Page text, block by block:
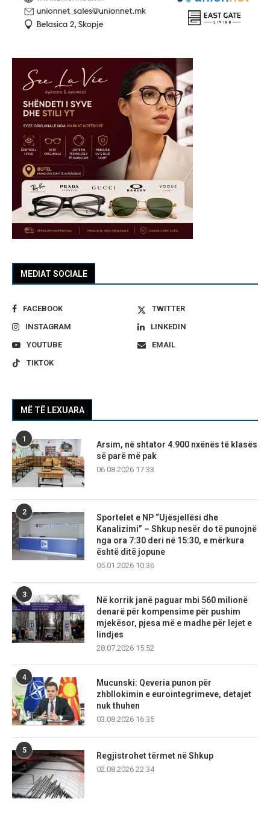
MEDIAT SOCIALE
FACEBOOK
TWITTER
INSTAGRAM
LINKEDIN
YOUTUBE
EMAIL
TIKTOK
MË TË LEXUARA
1
Arsim, në shtator 4.900 nxënës të klasës
së parë më pak
06.08.2026 17:33
2
Sportelet e NP “Ujësjellësi dhe
Kanalizimi” – Shkup nesër do të punojnë
nga ora 7:30 deri në 15:30, e mërkura
është ditë jopune
05.01.2026 10:36
3
Në korrik janë paguar mbi 560 milionë
denarë për kompensime për pushim
mjekësor, pjesa më e madhe për lejet e
lindjes
28.07.2026 15:52
4
Mucunski: Qeveria punon për
zhbllokimin e eurointegrimeve, detajet
nuk thuhen
03.08.2026 16:35
5
Regjistrohet tërmet në Shkup
02.08.2026 22:34